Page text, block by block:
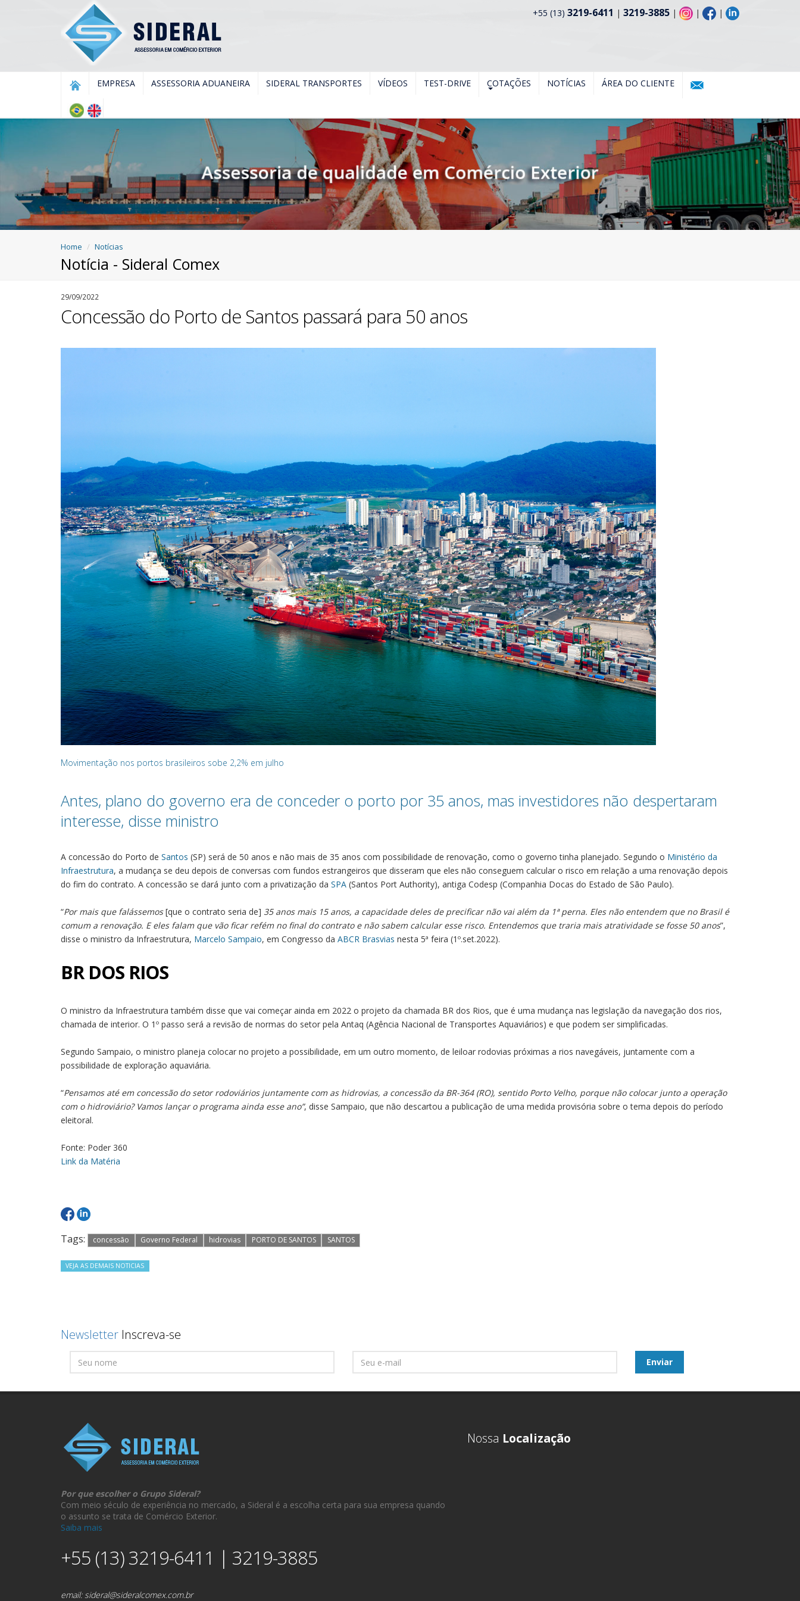
+55 (13) 3219-6411 | 3219-3885 | | |
EMPRESA ASSESSORIA ADUANEIRA SIDERAL TRANSPORTES VÍDEOS TEST-DRIVE COTAÇÕES NOTÍCIAS ÁREA DO CLIENTE
Home Notícias
Notícia - Sideral Comex
29/09/2022
Concessão do Porto de Santos passará para 50 anos
Movimentação nos portos brasileiros sobe 2,2% em julho
Antes, plano do governo era de conceder o porto por 35 anos, mas investidores não despertaram
interesse, disse ministro
A concessão do Porto de Santos (SP) será de 50 anos e não mais de 35 anos com possibilidade de renovação, como o governo tinha planejado. Segundo o Ministério da
Infraestrutura, a mudança se deu depois de conversas com fundos estrangeiros que disseram que eles não conseguem calcular o risco em relação a uma renovação depois
do fim do contrato. A concessão se dará junto com a privatização da SPA (Santos Port Authority), antiga Codesp (Companhia Docas do Estado de São Paulo).
“Por mais que falássemos[que o contrato seria de] 35 anos mais 15 anos, a capacidade deles de precificar não vai além da 1ª perna. Eles não entendem que no Brasil é
comum a renovação. E eles falam que vão ficar refém no final do contrato e não sabem calcular esse risco. Entendemos que traria mais atratividade se fosse 50 anos”,
disse o ministro da Infraestrutura, Marcelo Sampaio, em Congresso da ABCR Brasvias nesta 5ª feira (1º.set.2022).
BR DOS RIOS
O ministro da Infraestrutura também disse que vai começar ainda em 2022 o projeto da chamada BR dos Rios, que é uma mudança nas legislação da navegação dos rios,
chamada de interior. O 1º passo será a revisão de normas do setor pela Antaq (Agência Nacional de Transportes Aquaviários) e que podem ser simplificadas.
Segundo Sampaio, o ministro planeja colocar no projeto a possibilidade, em um outro momento, de leiloar rodovias próximas a rios navegáveis, juntamente com a
possibilidade de exploração aquaviária.
“Pensamos até em concessão do setor rodoviários juntamente com as hidrovias, a concessão da BR-364 (RO), sentido Porto Velho, porque não colocar junto a operação
com o hidroviário? Vamos lançar o programa ainda esse ano”, disse Sampaio, que não descartou a publicação de uma medida provisória sobre o tema depois do período
eleitoral.
Fonte: Poder 360
Link da Matéria
Tags: concessão Governo Federal hidrovias PORTO DE SANTOS SANTOS
VEJA AS DEMAIS NOTICIAS
Newsletter Inscreva-se
Por que escolher o Grupo Sideral?
Com meio século de experiência no mercado, a Sideral é a escolha certa para sua empresa quando
o assunto se trata de Comércio Exterior.
Saiba mais
+55 (13) 3219-6411 | 3219-3885
email:sideral@sideralcomex.com.br
Nossa Localização